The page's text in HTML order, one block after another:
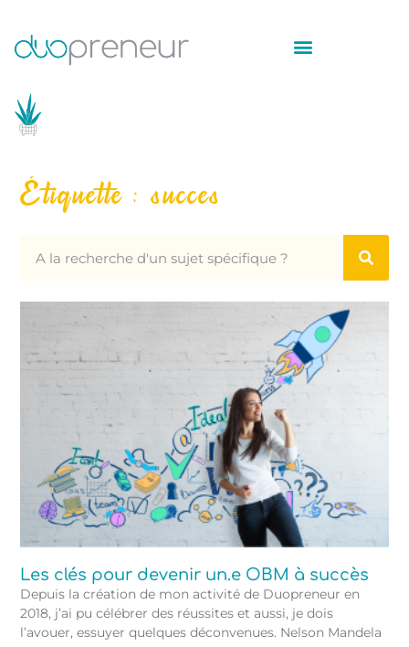
Étiquette : succes
Les clés pour devenir un.e OBM à succès
Depuis la création de mon activité de Duopreneur en
2018, j’ai pu célébrer des réussites et aussi, je dois
l’avouer, essuyer quelques déconvenues. Nelson Mandela